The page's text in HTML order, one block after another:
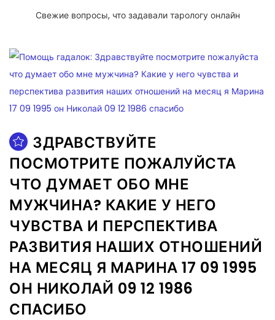
Свежие вопросы, что задавали тарологу онлайн
ЗДРАВСТВУЙТЕ
ПОСМОТРИТЕ ПОЖАЛУЙСТА
ЧТО ДУМАЕТ ОБО МНЕ
МУЖЧИНА? КАКИЕ У НЕГО
ЧУВСТВА И ПЕРСПЕКТИВА
РАЗВИТИЯ НАШИХ ОТНОШЕНИЙ
НА МЕСЯЦ Я МАРИНА 17 09 1995
ОН НИКОЛАЙ 09 12 1986
СПАСИБО